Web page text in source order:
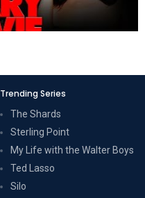
Trending Series
The Shards
Sterling Point
My Life with the Walter Boys
Ted Lasso
Silo